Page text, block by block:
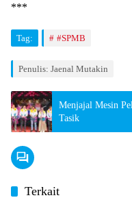
***
Tag: #SPMB
Penulis: Jaenal Mutakin
Menjajal Mesin
Tasik
Terkait